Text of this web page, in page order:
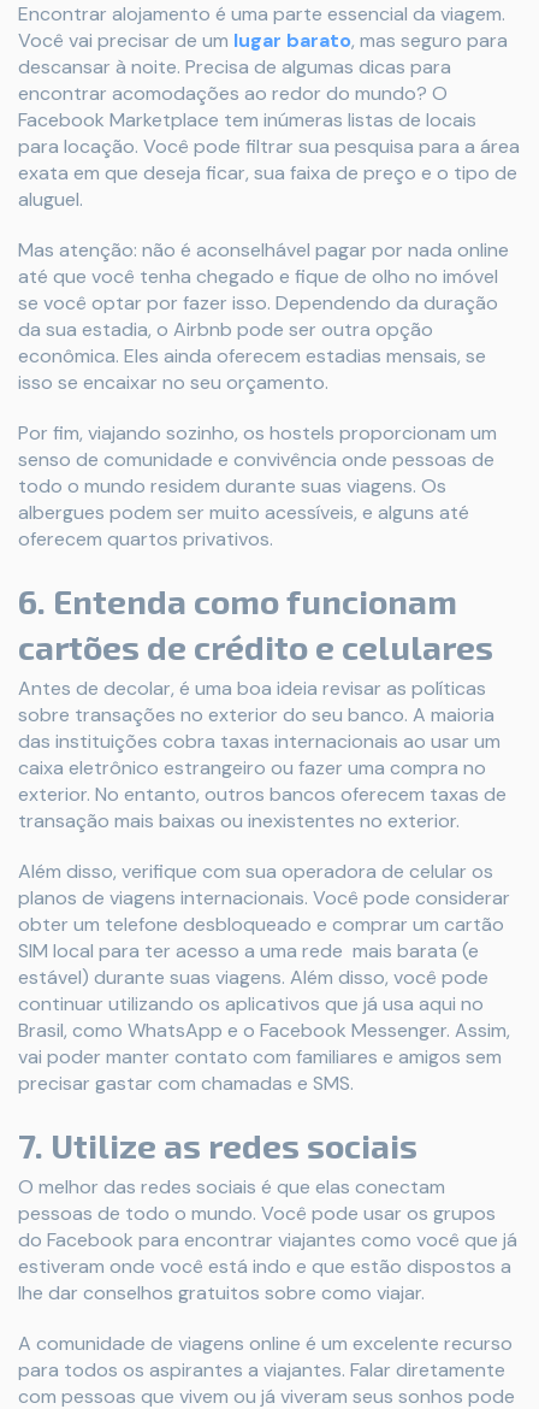
Encontrar alojamento é uma parte essencial da viagem.
Você vai precisar de um lugar barato, mas seguro para
descansar à noite. Precisa de algumas dicas para
encontrar acomodações ao redor do mundo? O
Facebook Marketplace tem inúmeras listas de locais
para locação. Você pode filtrar sua pesquisa para a área
exata em que deseja ficar, sua faixa de preço e o tipo de
aluguel.
Mas atenção: não é aconselhável pagar por nada online
até que você tenha chegado e fique de olho no imóvel
se você optar por fazer isso. Dependendo da duração
da sua estadia, o Airbnb pode ser outra opção
econômica. Eles ainda oferecem estadias mensais, se
isso se encaixar no seu orçamento.
Por fim, viajando sozinho, os hostels proporcionam um
senso de comunidade e convivência onde pessoas de
todo o mundo residem durante suas viagens. Os
albergues podem ser muito acessíveis, e alguns até
oferecem quartos privativos.
6. Entenda como funcionam
cartões de crédito e celulares
Antes de decolar, é uma boa ideia revisar as políticas
sobre transações no exterior do seu banco. A maioria
das instituições cobra taxas internacionais ao usar um
caixa eletrônico estrangeiro ou fazer uma compra no
exterior. No entanto, outros bancos oferecem taxas de
transação mais baixas ou inexistentes no exterior.
Além disso, verifique com sua operadora de celular os
planos de viagens internacionais. Você pode considerar
obter um telefone desbloqueado e comprar um cartão
SIM local para ter acesso a uma rede mais barata (e
estável) durante suas viagens. Além disso, você pode
continuar utilizando os aplicativos que já usa aqui no
Brasil, como WhatsApp e o Facebook Messenger. Assim,
vai poder manter contato com familiares e amigos sem
precisar gastar com chamadas e SMS.
7. Utilize as redes sociais
O melhor das redes sociais é que elas conectam
pessoas de todo o mundo. Você pode usar os grupos
do Facebook para encontrar viajantes como você que já
estiveram onde você está indo e que estão dispostos a
lhe dar conselhos gratuitos sobre como viajar.
A comunidade de viagens online é um excelente recurso
para todos os aspirantes a viajantes. Falar diretamente
com pessoas que vivem ou já viveram seus sonhos pode